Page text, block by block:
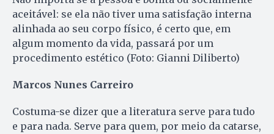
aceitável: se ela não tiver uma satisfação interna
alinhada ao seu corpo físico, é certo que, em
algum momento da vida, passará por um
procedimento estético (Foto: Gianni Diliberto)
Marcos Nunes Carreiro
Costuma-se dizer que a literatura serve para tudo
e para nada. Serve para quem, por meio da catarse,